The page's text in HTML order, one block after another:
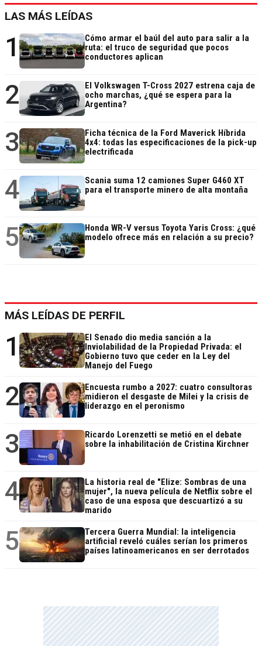
LAS MÁS LEÍDAS
1
Cómo armar el baúl del auto para salir a la
ruta: el truco de seguridad que pocos
conductores aplican
2
El Volkswagen T-Cross 2027 estrena caja de
ocho marchas, ¿qué se espera para la
Argentina?
3
Ficha técnica de la Ford Maverick Híbrida
4x4: todas las especificaciones de la pick-up
electrificada
4
Scania suma 12 camiones Super G460 XT
para el transporte minero de alta montaña
5
Honda WR-V versus Toyota Yaris Cross: ¿qué
modelo ofrece más en relación a su precio?
MÁS LEÍDAS DE PERFIL
1
El Senado dio media sanción a la
Inviolabilidad de la Propiedad Privada: el
Gobierno tuvo que ceder en la Ley del
Manejo del Fuego
2
Encuesta rumbo a 2027: cuatro consultoras
midieron el desgaste de Milei y la crisis de
liderazgo en el peronismo
3
Ricardo Lorenzetti se metió en el debate
sobre la inhabilitación de Cristina Kirchner
4
La historia real de "Elize: Sombras de una
mujer", la nueva película de Netflix sobre el
caso de una esposa que descuartizó a su
marido
5
Tercera Guerra Mundial: la inteligencia
artificial reveló cuáles serían los primeros
países latinoamericanos en ser derrotados